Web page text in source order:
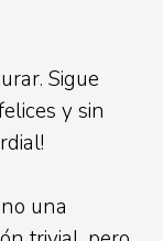
Sigue
y sin
una